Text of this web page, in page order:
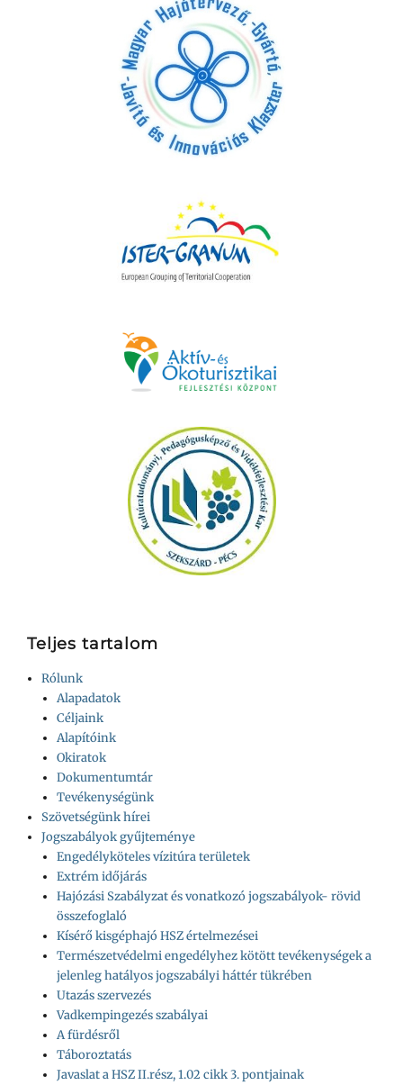
Teljes tartalom
Rólunk
Alapadatok
Céljaink
Alapítóink
Okiratok
Dokumentumtár
Tevékenységünk
Szövetségünk hírei
Jogszabályok gyűjteménye
Engedélyköteles vízitúra területek
Extrém időjárás
Hajózási Szabályzat és vonatkozó jogszabályok- rövid
összefoglaló
Kísérő kisgéphajó HSZ értelmezései
Természetvédelmi engedélyhez kötött tevékenységek a
jelenleg hatályos jogszabályi háttér tükrében
Utazás szervezés
Vadkempingezés szabályai
A fürdésről
Táboroztatás
Javaslat a HSZ II.rész, 1.02 cikk 3. pontjainak